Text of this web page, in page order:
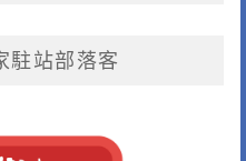
駐站部落客